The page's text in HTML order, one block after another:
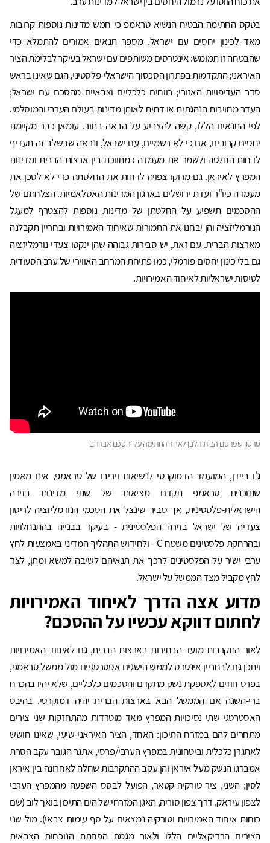
בטקס החתימה הבטיח הנשיא טראמפ כי חמש מדינות נוספות קרובות
מאד לכינון יחסים עם ישראל. מספר תנאים אמורים להתמלא כדי
שהבטחה זו תמומש: אינטרסים משותפים עם ישראל בעיקר לבלימת הציר
האיראני; התקדמות בפתרון הסכסוך הישראלי-פלסטיני, הגם שאינו בראש
סדר העדיפויות האזורי; רווחים כלכליים וצבאיים מהסכם עם ישראל;
העדר מחויבות הנהגתית או דתית לאותן מדינות בעולם הערבי והמוסלמי.
לפי התנאים הללו, קשה להצביע על הבאה בתור. עומאן כבר מקיימת
יחסים קרובים, אם כי לא רשמיים, עם ישראל, ונראה שבשלב זה תעדיף
לדחות החלטה ולשמר את מעמדה כמתווכת בין ארצות הברית ומדינות
המפרץ לאיראן. גם מרוקו צפויה לדחות את החלטתה כדי לא לסכן את
מעמדה כיו"ר ועדת ירושלים בארגון המדינות האסלאמיות. הצלחתם של
ההסכמים תשפיע על החלטתן של מדינות נוספות להצטרף למעגל
הנורמליזציה והן יבחנו את התמורות שאיחוד האמירויות ובחריין תקבלנה
מארצות הברית. עם זאת, יש סבירות גבוהה שהן ינקטו צעדי נורמליזציה
גם בלי כינון יחסים פורמלי, כמו פתיחת המרחב האווירי של ערב הסעודית
לטיסות ישראליות לאיחוד האמירויות.
סרטון שפרסם הבית הלבן לאחר החתימה על 'הסכם אברהם'
ג'ו ביידן, המועמד הדמוקרטי לנשיאות ויריבו של טראמפ, אינו מאמין
שתוכנית טראמפ תקדם מציאות של שתי מדינות בזירה
הישראלית-פלסטינית, אך סביר שינצל את הסכמי הנורמליזציה לריסון
צעדיה של ישראל בזירה הפלסטינית - בעיקר בבנייה בהתנחלויות
ובהרחקת פלסטינים משטח C - ולחידוש התהליך המדיני באמצעות לחץ
ערבי ישיר על הפלסטינים לרכך את תנאיהם לשיבה למשא ומתן, לצד
לחץ מקביל מצד הממשל על ישראל.
מדוע אצה הדרך לאיחוד האמירויות
לחתום דווקא עכשיו על ההסכם?
לאור התקרבות מועד הבחירות בארצות הברית, גם לאיחוד האמירויות
ויתכן גם לבחריין אינטרס לממש הישגים אסטרטגיים מול ממשל טראמפ,
בפרט חוזים לאספקת נשק מתקדם והסכמים כלכליים, שלא יהיו בהכרח
ברי-השגה אם הממשל הבא בארצות הברית יהיה דמוקרטי. בהיבט
האסטרטגי שתי נסיכויות המפרץ מאד מוטרדות מהתחזקות שני צירים
מתחרים להם במזרח התיכון: האחד, הציר האיראני-שיעי, שאינו חושש
לאתגרן כלכלית וביטחונית במפרץ הערבי/פרסי, אתגר הגובר עקב הסרת
אמברגו הנשק מעל איראן והן עקב ההתקרבות שחלה לאחרונה בין איראן
לסין; השני, ציר טורקיה-קטאר, הפועל לבסס השפעה מהמפרץ הערבי
לצפון עיראק, דרך צפון סוריה, האגן המזרחי של הים התיכון בואך לוב (שם
כוחות איחוד האמירויות וטורקיה נמצאים על סף עימות צבאי). מול שני
הצירים הרדיקאליים הללו ולאור מגמת הפחתת הנוכחות הצבאית